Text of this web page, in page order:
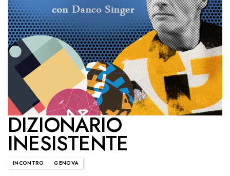
DIZIONARIO
INESISTENTE
INCONTRO GENOVA